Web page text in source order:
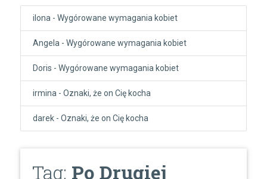
ilona - Wygórowane wymagania kobiet
Angela - Wygórowane wymagania kobiet
Doris - Wygórowane wymagania kobiet
irmina - Oznaki, że on Cię kocha
darek- Oznaki, że on Cię kocha
Tag: Po Drugiej